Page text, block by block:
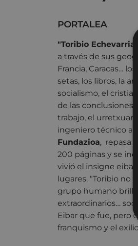
PORTALEA
"Toribio Echevarria
a través de sus
Francia, Caracas…
setas, los libros, la
socialismo, el
de las conclusiones
trabajo, el urretxuarra
ingeniero técnico
Fundazioa, repasa
200 páginas y se
vivió el insigne
lugares. “Toribio no
grupo humano
extraordinarios…
Eibar que fue, pero
franquismo y el